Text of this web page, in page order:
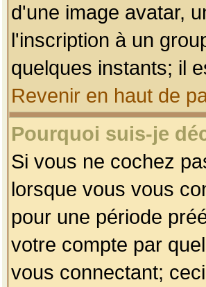
d'une image avatar,
l'inscription à un
quelques instants; il
Revenir en haut de
Pourquoi suis-je
Si vous ne cochez
lorsque vous vous
pour une période
votre compte par
vous connectant;